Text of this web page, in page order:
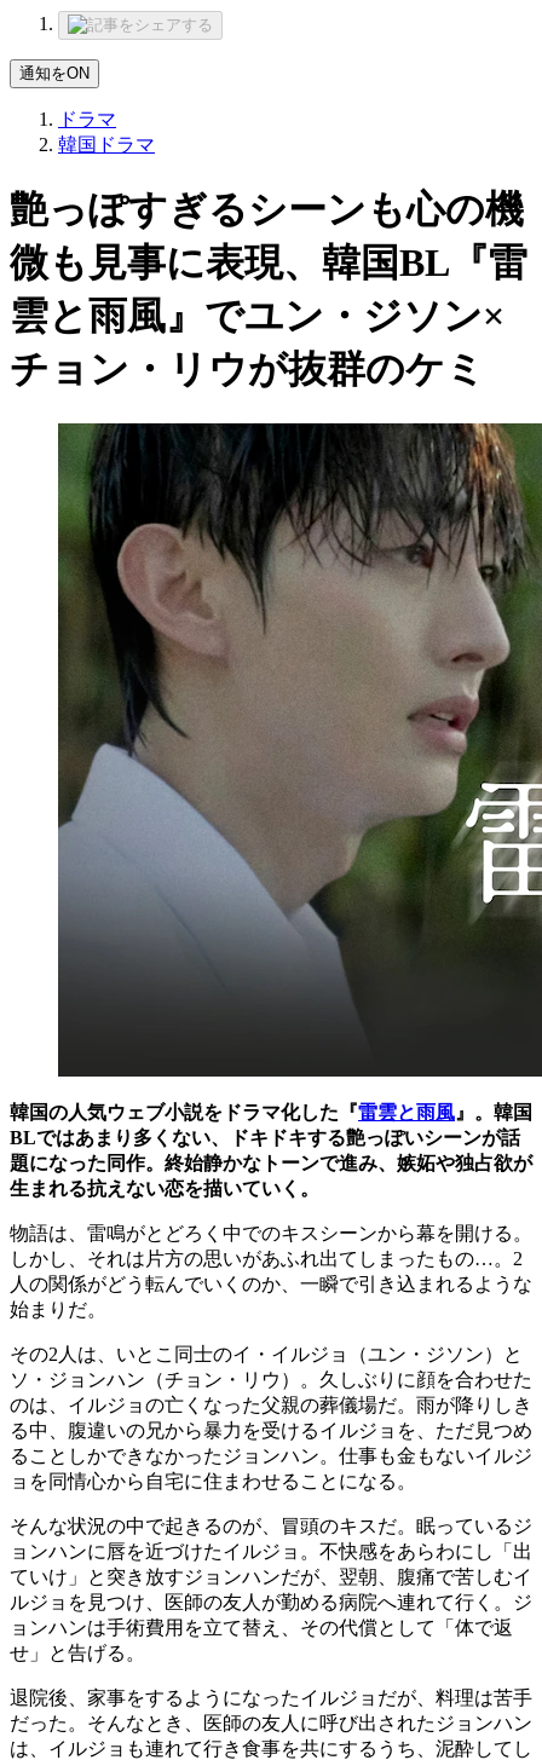
通知をON
ドラマ
韓国ドラマ
艶っぽすぎるシーンも心の機
微も見事に表現、韓国BL『雷
雲と雨風』でユン・ジソン×
チョン・リウが抜群のケミ
韓国の人気ウェブ小説をドラマ化した『雷雲と雨風 』。韓国
BLではあまり多くない、ドキドキする艶っぽいシーンが話
題になった同作。終始静かなトーンで進み、嫉妬や独占欲が
生まれる抗えない恋を描いていく。
物語は、雷鳴がとどろく中でのキスシーンから幕を開ける。
しかし、それは片方の思いがあふれ出てしまったもの…。2
人の関係がどう転んでいくのか、一瞬で引き込まれるような
始まりだ。
その2人は、いとこ同士のイ・イルジョ（ユン・ジソン）と
ソ・ジョンハン（チョン・リウ）。久しぶりに顔を合わせた
のは、イルジョの亡くなった父親の葬儀場だ。雨が降りしき
る中、腹違いの兄から暴力を受けるイルジョを、ただ見つめ
ることしかできなかったジョンハン。仕事も金もないイルジ
ョを同情心から自宅に住まわせることになる。
そんな状況の中で起きるのが、冒頭のキスだ。眠っているジ
ョンハンに唇を近づけたイルジョ。不快感をあらわにし「出
ていけ」と突き放すジョンハンだが、翌朝、腹痛で苦しむイ
ルジョを見つけ、医師の友人が勤める病院へ連れて行く。ジ
ョンハンは手術費用を立て替え、その代償として「体で返
せ」と告げる。
退院後、家事をするようになったイルジョだが、料理は苦手
だった。そんなとき、医師の友人に呼び出されたジョンハン
は、イルジョも連れて行き食事を共にするうち、泥酔してし